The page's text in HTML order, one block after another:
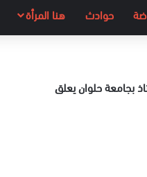
حوادث هنا المرأة
بجامعة حلوان يعلق